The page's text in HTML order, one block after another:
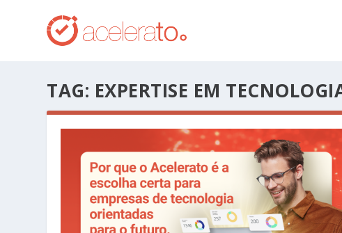
TAG: EXPERTISE EM